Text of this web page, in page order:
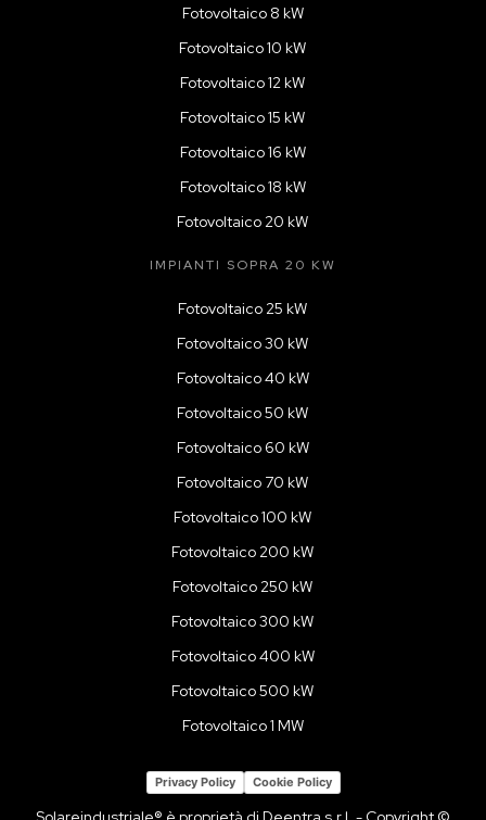
Fotovoltaico 8 kW
Fotovoltaico 10 kW
Fotovoltaico 12 kW
Fotovoltaico 15 kW
Fotovoltaico 16 kW
Fotovoltaico 18 kW
Fotovoltaico 20 kW
IMPIANTI SOPRA 20 KW
Fotovoltaico 25 kW
Fotovoltaico 30 kW
Fotovoltaico 40 kW
Fotovoltaico 50 kW
Fotovoltaico 60 kW
Fotovoltaico 70 kW
Fotovoltaico 100 kW
Fotovoltaico 200 kW
Fotovoltaico 250 kW
Fotovoltaico 300 kW
Fotovoltaico 400 kW
Fotovoltaico 500 kW
Fotovoltaico 1 MW
Privacy Policy Cookie Policy